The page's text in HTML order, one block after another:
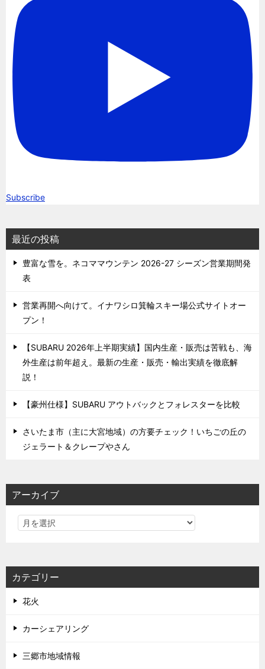
Subscribe
最近の投稿
豊富な雪を。ネコママウンテン 2026-27 シーズン営業期間発
表
営業再開へ向けて。イナワシロ箕輪スキー場公式サイトオー
プン！
【SUBARU 2026年上半期実績】国内生産・販売は苦戦も、海
外生産は前年超え。最新の生産・販売・輸出実績を徹底解
説！
【豪州仕様】SUBARU アウトバックとフォレスターを比較
さいたま市（主に大宮地域）の方要チェック！いちごの丘の
ジェラート＆クレープやさん
アーカイブ
カテゴリー
花火
カーシェアリング
三郷市地域情報